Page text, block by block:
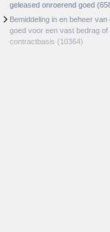
geleased onroerend goed
Bemiddeling in en beheer van
goed voor een vast bedrag of
contractbasis (10364)